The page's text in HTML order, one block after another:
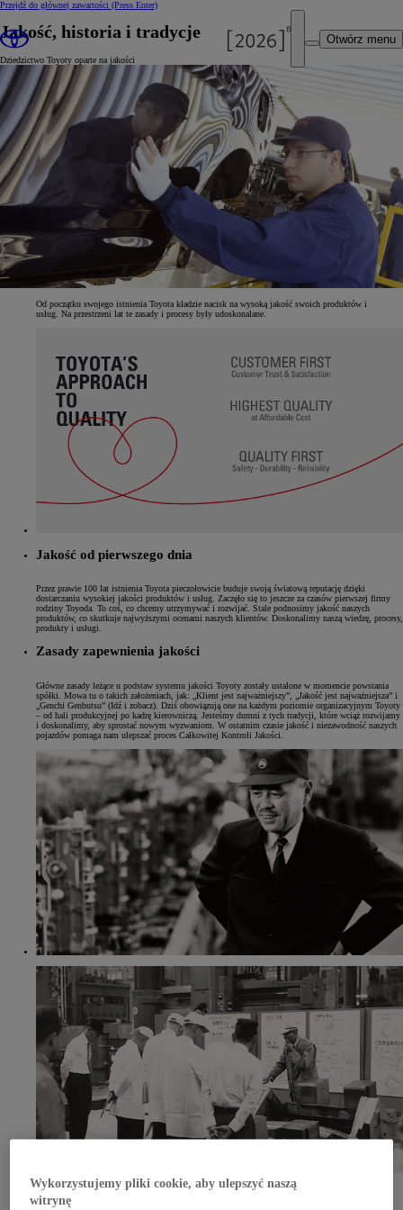
Przejdź do głównej zawartości (Press Enter)
Otwórz menu
Jakość, historia i tradycje
Dziedzictwo Toyoty oparte na jakości
Od początku swojego istnienia Toyota kładzie nacisk na wysoką jakość swoich produktów i
usług. Na przestrzeni lat te zasady i procesy były udoskonalane.
Jakość od pierwszego dnia
Przez prawie 100 lat istnienia Toyota pieczołowicie buduje swoją światową reputację dzięki
dostarczaniu wysokiej jakości produktów i usług. Zaczęło się to jeszcze za czasów pierwszej firmy
rodziny Toyoda. To coś, co chcemy utrzymywać i rozwijać. Stale podnosimy jakość naszych
produktów, co skutkuje najwyższymi ocenami naszych klientów. Doskonalimy naszą wiedzę, procesy,
produkty i usługi.
Zasady zapewnienia jakości
Główne zasady leżące u podstaw systemu jakości Toyoty zostały ustalone w momencie powstania
spółki. Mowa tu o takich założeniach, jak: „Klient jest najważniejszy”, „Jakość jest najważniejsza” i
„Genchi Genbutsu” (Idź i zobacz). Dziś obowiązują one na każdym poziomie organizacyjnym Toyoty
– od hali produkcyjnej po kadrę kierowniczą. Jesteśmy dumni z tych tradycji, które wciąż rozwijamy
i doskonalimy, aby sprostać nowym wyzwaniom. W ostatnim czasie jakość i niezawodność naszych
pojazdów pomaga nam ulepszać proces Całkowitej Kontroli Jakości.
Jakość oznacza bycie zorientowanym na klienta
Wykorzystujemy pliki cookie, aby ulepszyć naszą
witrynę